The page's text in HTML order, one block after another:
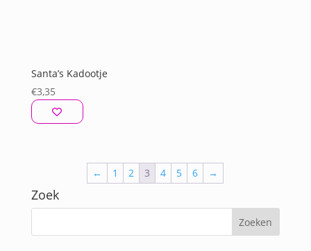
Santa’s Kadootje
€3,35
← 1 2 3 4 5 6 →
Zoek